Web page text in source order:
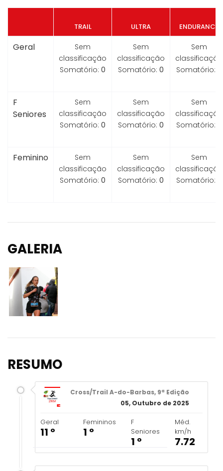
TRAIL ULTRA ENDURANCE
Geral
Sem
classificação
Somatório: 0
Sem
classificação
Somatório: 0
Sem
classificação
Somatório:
F
Seniores
Sem
classificação
Somatório: 0
Sem
classificação
Somatório: 0
Sem
classificação
Somatório:
Feminino
Sem
classificação
Somatório: 0
Sem
classificação
Somatório: 0
Sem
classificação
Somatório:
GALERIA
RESUMO
Cross/Trail A-do-Barbas, 9ª Edição
05, Outubro de 2025
Geral
11 º
Femininos
1 º
F
Seniores
1 º
Méd.
km/h
7.72